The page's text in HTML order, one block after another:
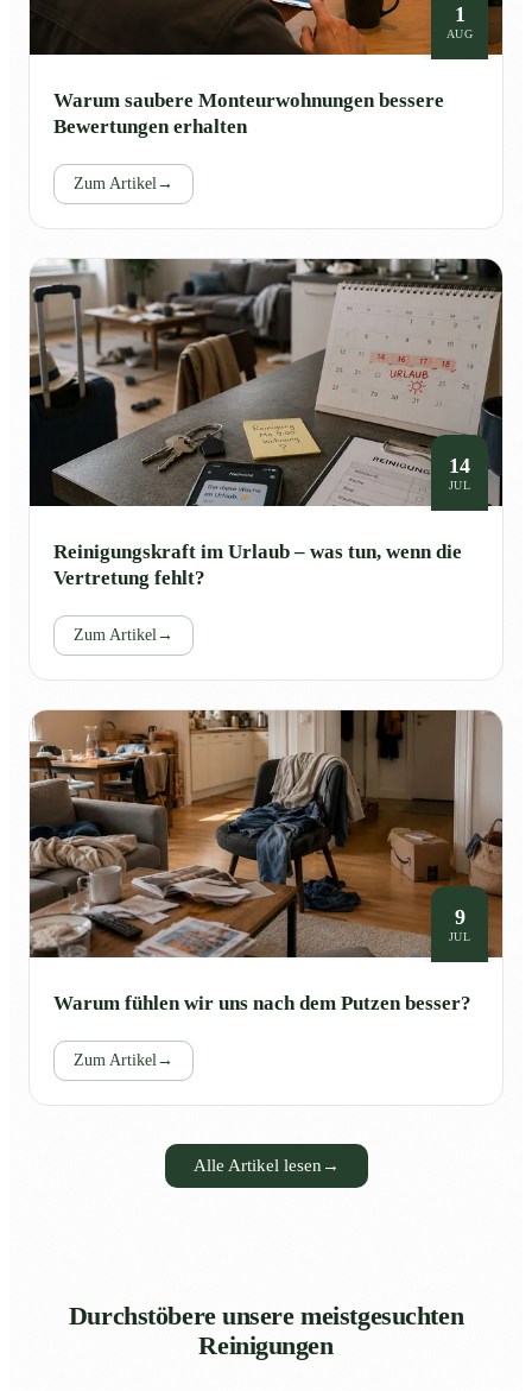
1
AUG
Warum saubere Monteurwohnungen bessere
Bewertungen erhalten
Zum Artikel→
14
JUL
Reinigungskraft im Urlaub – was tun, wenn die
Vertretung fehlt?
Zum Artikel→
9
JUL
Warum fühlen wir uns nach dem Putzen besser?
Zum Artikel→
Alle Artikel lesen →
Durchstöbere unsere meistgesuchten
Reinigungen